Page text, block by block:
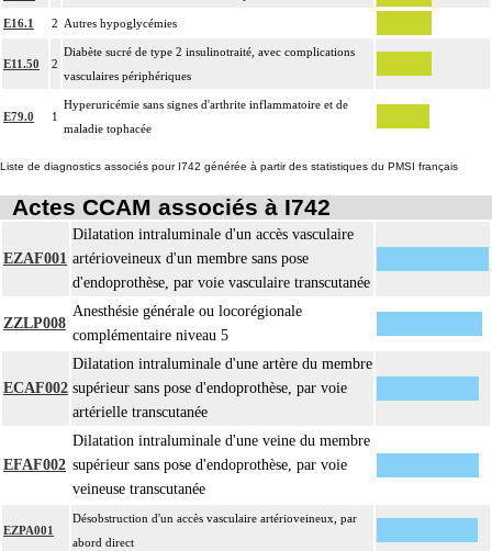
E16.1 2 Autres hypoglycémies
E11.50 2
Diabète sucré de type 2 insulinotraité, avec complications
vasculaires périphériques
E79.0 1
Hyperuricémie sans signes d'arthrite inflammatoire et de
maladie tophacée
Liste de diagnostics associés pour I742 générée à partir des statistiques du PMSI français
Actes CCAM associés à I742
EZAF001
Dilatation intraluminale d'un accès vasculaire
artérioveineux d'un membre sans pose
d'endoprothèse, par voie vasculaire transcutanée
ZZLP008
Anesthésie générale ou locorégionale
complémentaire niveau 5
ECAF002
Dilatation intraluminale d'une artère du membre
supérieur sans pose d'endoprothèse, par voie
artérielle transcutanée
EFAF002
Dilatation intraluminale d'une veine du membre
supérieur sans pose d'endoprothèse, par voie
veineuse transcutanée
EZPA001
Désobstruction d'un accès vasculaire artérioveineux, par
abord direct